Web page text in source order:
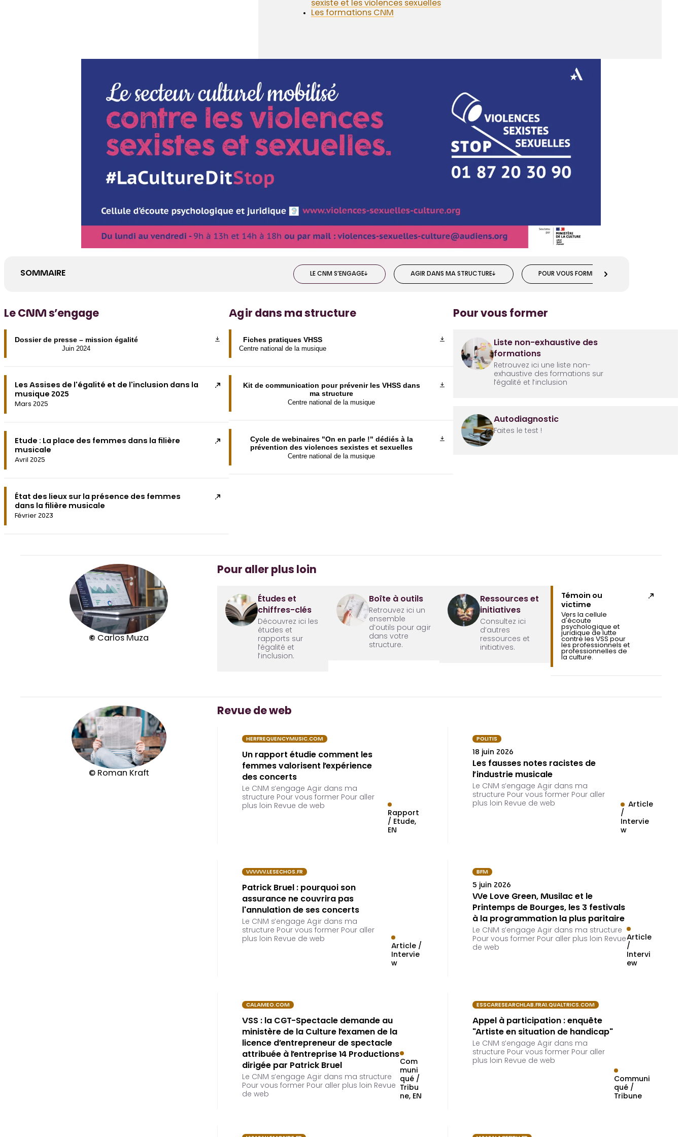
Ressources
internationales
sexiste et les violences sexuelles
Les formations CNM
SOMMAIRE LE CNM S’ENGAGE AGIR DANS MA STRUCTURE POUR VOUS FORMER
Le CNM s’engage
Dossier de presse – mission égalité
Juin 2024
Les Assises de l'égalité et de l'inclusion dans la
musique 2025
Mars 2025
Etude : La place des femmes dans la filière
musicale
Avril 2025
État des lieux sur la présence des femmes
dans la filière musicale
Février 2023
Agir dans ma structure
Fiches pratiques VHSS
Centre national de la musique
Kit de communication pour prévenir les VHSS dans
ma structure
Centre national de la musique
Cycle de webinaires "On en parle !" dédiés à la
prévention des violences sexistes et sexuelles
Centre national de la musique
Pour vous former
Liste non-exhaustive des
formations
Retrouvez ici une liste non-
exhaustive des formations sur
l’égalité et l’inclusion
Autodiagnostic
Faites le test !
© Carlos Muza
Pour aller plus loin
Études et
chiffres-clés
Découvrez ici les
études et
rapports sur
l’égalité et
l’inclusion.
Boîte à outils
Retrouvez ici un
ensemble
d’outils pour agir
dans votre
structure.
Ressources et
initiatives
Consultez ici
d’autres
ressources et
initiatives.
Témoin ou
victime
Vers la cellule
d'écoute
psychologique et
juridique de lutte
contre les VSS pour
les professionnels et
professionnelles de
la culture.
© Roman Kraft
Revue de web
HERFREQUENCYMUSIC.COM
Un rapport étudie comment les
femmes valorisent l’expérience
des concerts
Le CNM s’engage Agir dans ma
structure Pour vous former Pour aller
plus loin Revue de web
Rapport
/ Etude
EN
POLITIS
18 juin 2026
Les fausses notes racistes de
l’industrie musicale
Le CNM s’engage Agir dans ma
structure Pour vous former Pour aller
plus loin Revue de web
Article
/
Intervie
w
WWW.LESECHOS.FR
Patrick Bruel : pourquoi son
assurance ne couvrira pas
l'annulation de ses concerts
Le CNM s’engage Agir dans ma
structure Pour vous former Pour aller
plus loin Revue de web
Article /
Intervie
w
BFM
5 juin 2026
We Love Green, Musilac et le
Printemps de Bourges, les 3 festivals
à la programmation la plus paritaire
Le CNM s’engage Agir dans ma structure
Pour vous former Pour aller plus loin Revue
de web
Article
/
Intervi
ew
CALAMEO.COM
VSS : la CGT-Spectacle demande au
ministère de la Culture l’examen de la
licence d’entrepreneur de spectacle
attribuée à l’entreprise 14 Productions
dirigée par Patrick Bruel
Le CNM s’engage Agir dans ma structure
Pour vous former Pour aller plus loin Revue
de web
Com
muni
qué /
Tribu
ne EN
ESSCARESEARCHLAB.FRA1.QUALTRICS.COM
Appel à participation : enquête
"Artiste en situation de handicap"
Le CNM s’engage Agir dans ma
structure Pour vous former Pour aller
plus loin Revue de web
Communi
qué /
Tribune